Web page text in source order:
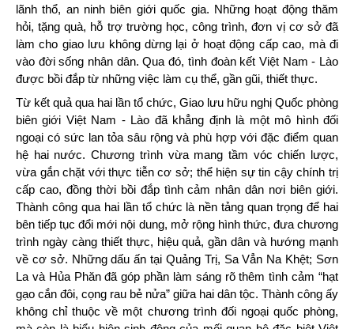
lãnh thổ, an ninh biên giới quốc gia. Những hoạt động thăm
hỏi, tặng quà, hỗ trợ trường học, công trình, đơn vị cơ sở đã
làm cho giao lưu không dừng lại ở hoạt động cấp cao, mà đi
vào đời sống nhân dân. Qua đó, tình đoàn kết Việt Nam - Lào
được bồi đắp từ những việc làm cụ thể, gần gũi, thiết thực.
Từ kết quả qua hai lần tổ chức, Giao lưu hữu nghị Quốc phòng
biên giới Việt Nam - Lào đã khẳng định là một mô hình đối
ngoại có sức lan tỏa sâu rộng và phù hợp với đặc điểm quan
hệ hai nước. Chương trình vừa mang tầm vóc chiến lược,
vừa gắn chặt với thực tiễn cơ sở; thể hiện sự tin cậy chính trị
cấp cao, đồng thời bồi đắp tình cảm nhân dân nơi biên giới.
Thành công qua hai lần tổ chức là nền tảng quan trọng để hai
bên tiếp tục đổi mới nội dung, mở rộng hình thức, đưa chương
trình ngày càng thiết thực, hiệu quả, gần dân và hướng mạnh
về cơ sở. Những dấu ấn tại Quảng Trị, Sa Vẳn Na Khệt; Sơn
La và Hủa Phăn đã góp phần làm sáng rõ thêm tình cảm “hạt
gạo cắn đôi, cọng rau bẻ nửa” giữa hai dân tộc. Thành công ấy
không chỉ thuộc về một chương trình đối ngoại quốc phòng,